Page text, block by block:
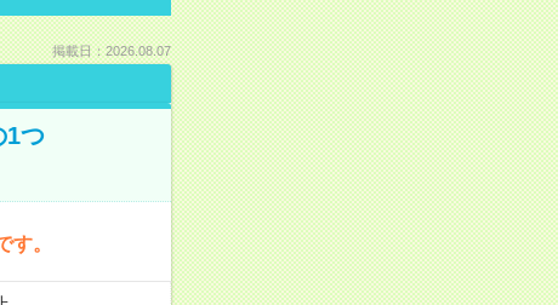
掲載日：2026.08.07
1つ
。